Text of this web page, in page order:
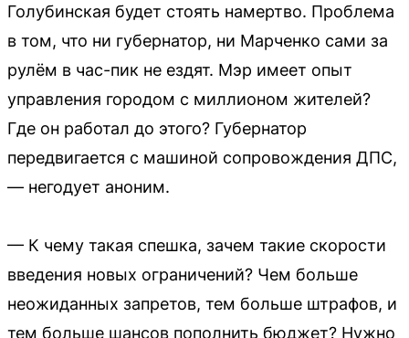
Голубинская будет стоять намертво. Проблема
в том, что ни губернатор, ни Марченко сами за
рулём в час-пик не ездят. Мэр имеет опыт
управления городом с миллионом жителей?
Где он работал до этого? Губернатор
передвигается с машиной сопровождения ДПС,
— негодует аноним.
— К чему такая спешка, зачем такие скорости
введения новых ограничений? Чем больше
неожиданных запретов, тем больше штрафов, и
тем больше шансов пополнить бюджет? Нужно